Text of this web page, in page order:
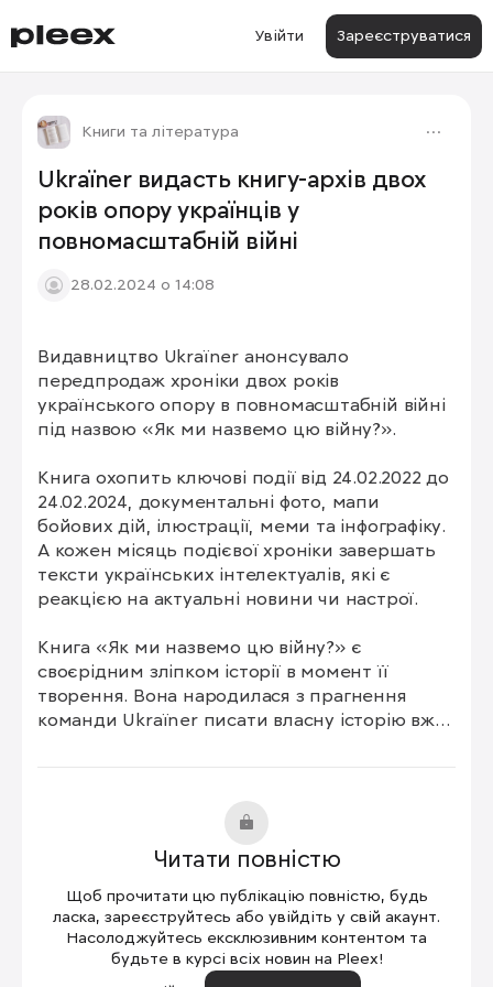
Увійти Зареєструватися
Книги та література
Ukraїner видасть книгу-архів двох
років опору українців у
повномасштабній війні
28.02.2024 о 14:08
Видавництво Ukraїner анонсувало
передпродаж хроніки двох років
українського опору в повномасштабній війні
під назвою «Як ми назвемо цю війну?».
Книга охопить ключові події від 24.02.2022 до
24.02.2024, документальні фото, мапи
бойових дій, ілюстрації, меми та інфографіку.
А кожен місяць подієвої хроніки завершать
тексти українських інтелектуалів, які є
реакцією на актуальні новини чи настрої.
Книга «Як ми назвемо цю війну?» є
своєрідним зліпком історії в момент її
творення. Вона народилася з прагнення
команди Ukraїner писати власну історію вже,
об’єктивності інформації видавництво
Ukraїner залучило до проєкту фахових
консультантів: Івана Науменка, директора
департаменту стратегічних ініціатив БФ
«Повернись живим», та Сергія Карнауха,
Читати повністю
Щоб прочитати цю публікацію повністю, будь
ласка, зареєструйтесь або увійдіть у свій акаунт.
Насолоджуйтесь ексклюзивним контентом та
будьте в курсі всіх новин на Pleex!